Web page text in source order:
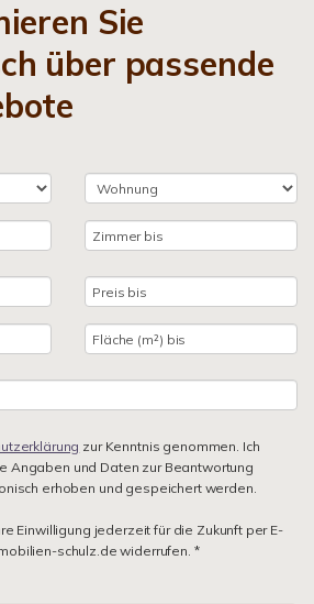
Sie
über passende
zur Kenntnis genommen. Ich
Angaben und Daten zur Beantwortung
erhoben und gespeichert werden.
Einwilligung jederzeit für die Zukunft per E-
schulz.de widerrufen. *